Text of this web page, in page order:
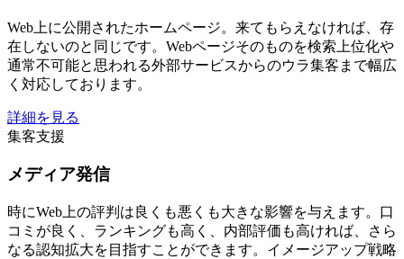
Web上に公開されたホームページ。来てもらえなければ、存
在しないのと同じです。Webページそのものを検索上位化や
通常不可能と思われる外部サービスからのウラ集客まで幅広
く対応しております。
詳細を見る
集客支援
メディア発信
時にWeb上の評判は良くも悪くも大きな影響を与えます。口
コミが良く、ランキングも高く、内部評価も高ければ、さら
なる認知拡大を目指すことができます。イメージアップ戦略